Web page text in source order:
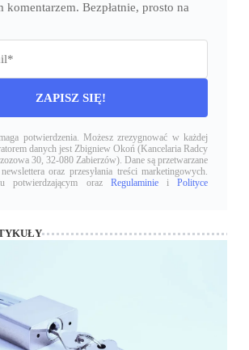
Bezpłatnie, prosto na
field empty.
potwierdzenia. Możesz zrezygnować w każdej
danych jest Zbigniew Okoń (Kancelaria Radcy
30, 32-080 Zabierzów). Dane są przetwarzane
oraz przesyłania treści marketingowych.
potwierdzającym oraz RegulaminieiPolityce